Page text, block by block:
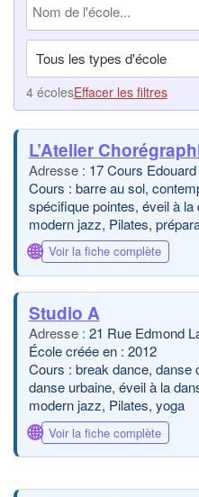
4 écolesEffacer les filtres
L’Atelier
17 Cours
Cours : barre au sol,
spécifique pointes, éveil à la
modern jazz, Pilates,
🌐 Voir la fiche complète
Studio A
21 Rue Edmond
École créée en : 2012
Cours : break dance, danse
danse urbaine, éveil à la
modern jazz, Pilates, yoga
🌐 Voir la fiche complète